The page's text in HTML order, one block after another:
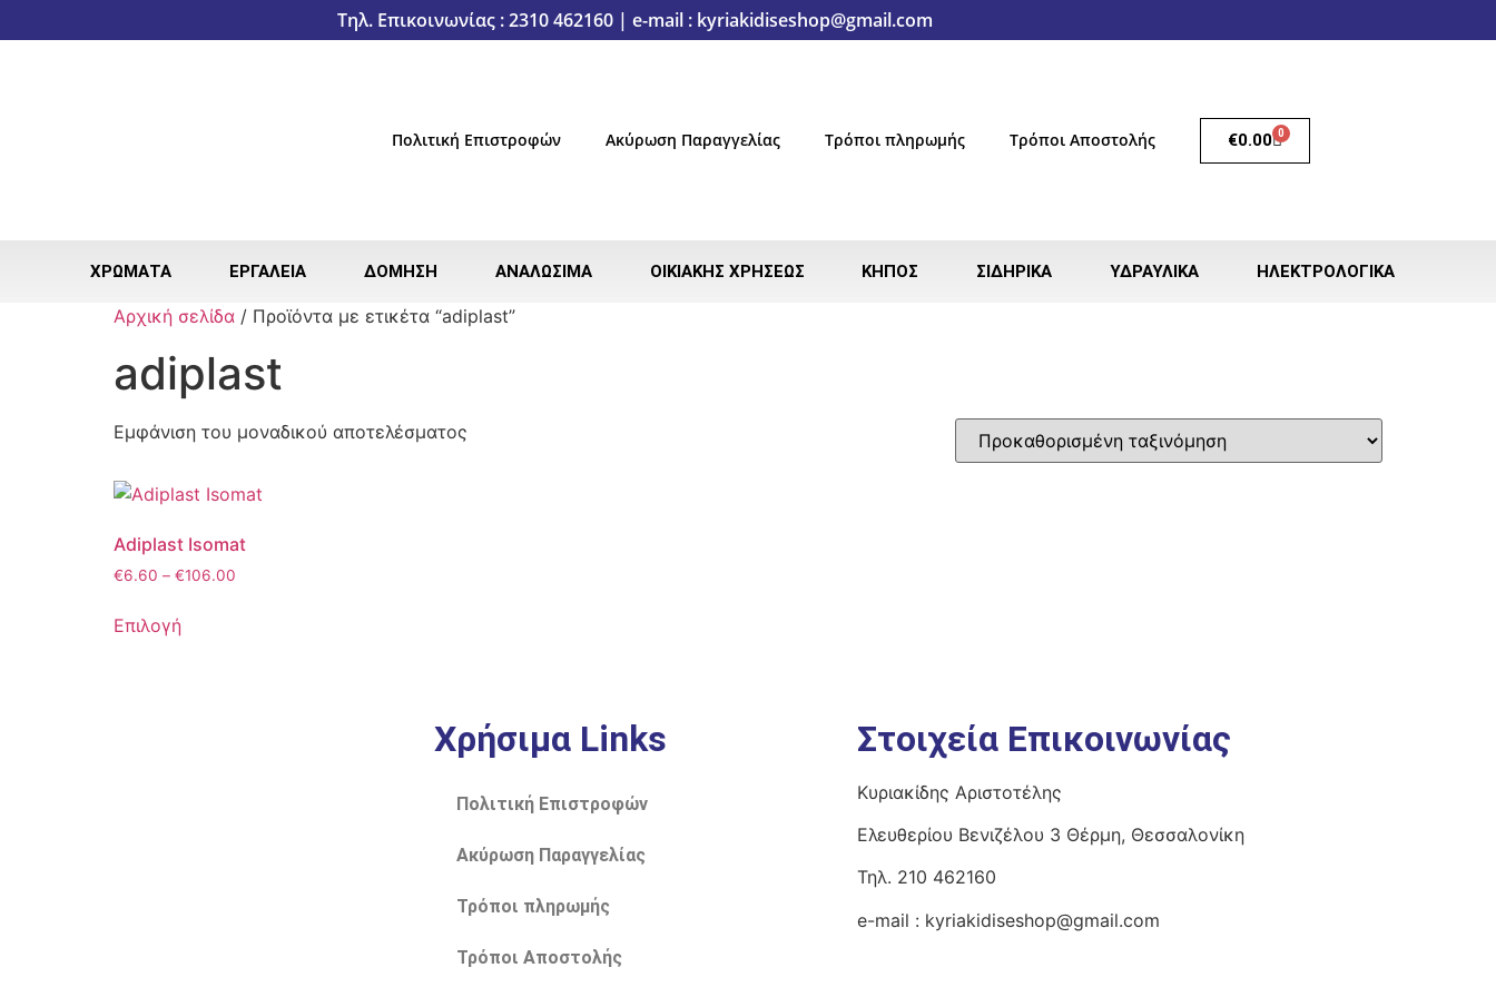
Τηλ. Επικοινωνίας : 2310 462160 | e-mail : kyriakidiseshop@gmail.com
Πολιτική Επιστροφών Ακύρωση Παραγγελίας Τρόποι πληρωμής Τρόποι Αποστολής €0.00 0
ΧΡΏΜΑΤΑ ΕΡΓΑΛΕΊΑ ΔΌΜΗΣΗ ΑΝΑΛΏΣΙΜΑ ΟΙΚΙΑΚΉΣ ΧΡΉΣΕΩΣ ΚΉΠΟΣ ΣΙΔΗΡΙΚΆ ΥΔΡΑΥΛΙΚΆ ΗΛΕΚΤΡΟΛΟΓΙΚΆ
Αρχική σελίδα / Προϊόντα με ετικέτα “adiplast”
adiplast
Εμφάνιση του μοναδικού αποτελέσματος
Adiplast Isomat
€6.60 – €106.00
Επιλογή
Χρήσιμα Links
Πολιτική Επιστροφών
Ακύρωση Παραγγελίας
Τρόποι πληρωμής
Τρόποι Αποστολής
Στοιχεία Επικοινωνίας
Κυριακίδης Αριστοτέλης
Ελευθερίου Βενιζέλου 3 Θέρμη, Θεσσαλονίκη
Τηλ. 210 462160
e-mail : kyriakidiseshop@gmail.com